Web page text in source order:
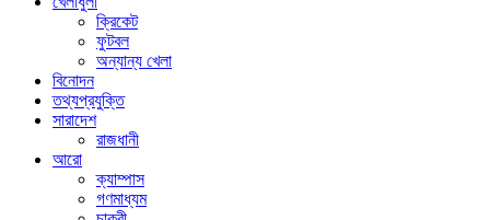
ক্রিকেট
ফুটবল
অন্যান্য খেলা
বিনোদন
তথ্যপ্রযুক্তি
সারাদেশ
রাজধানী
আরো
ক্যাম্পাস
গণমাধ্যম